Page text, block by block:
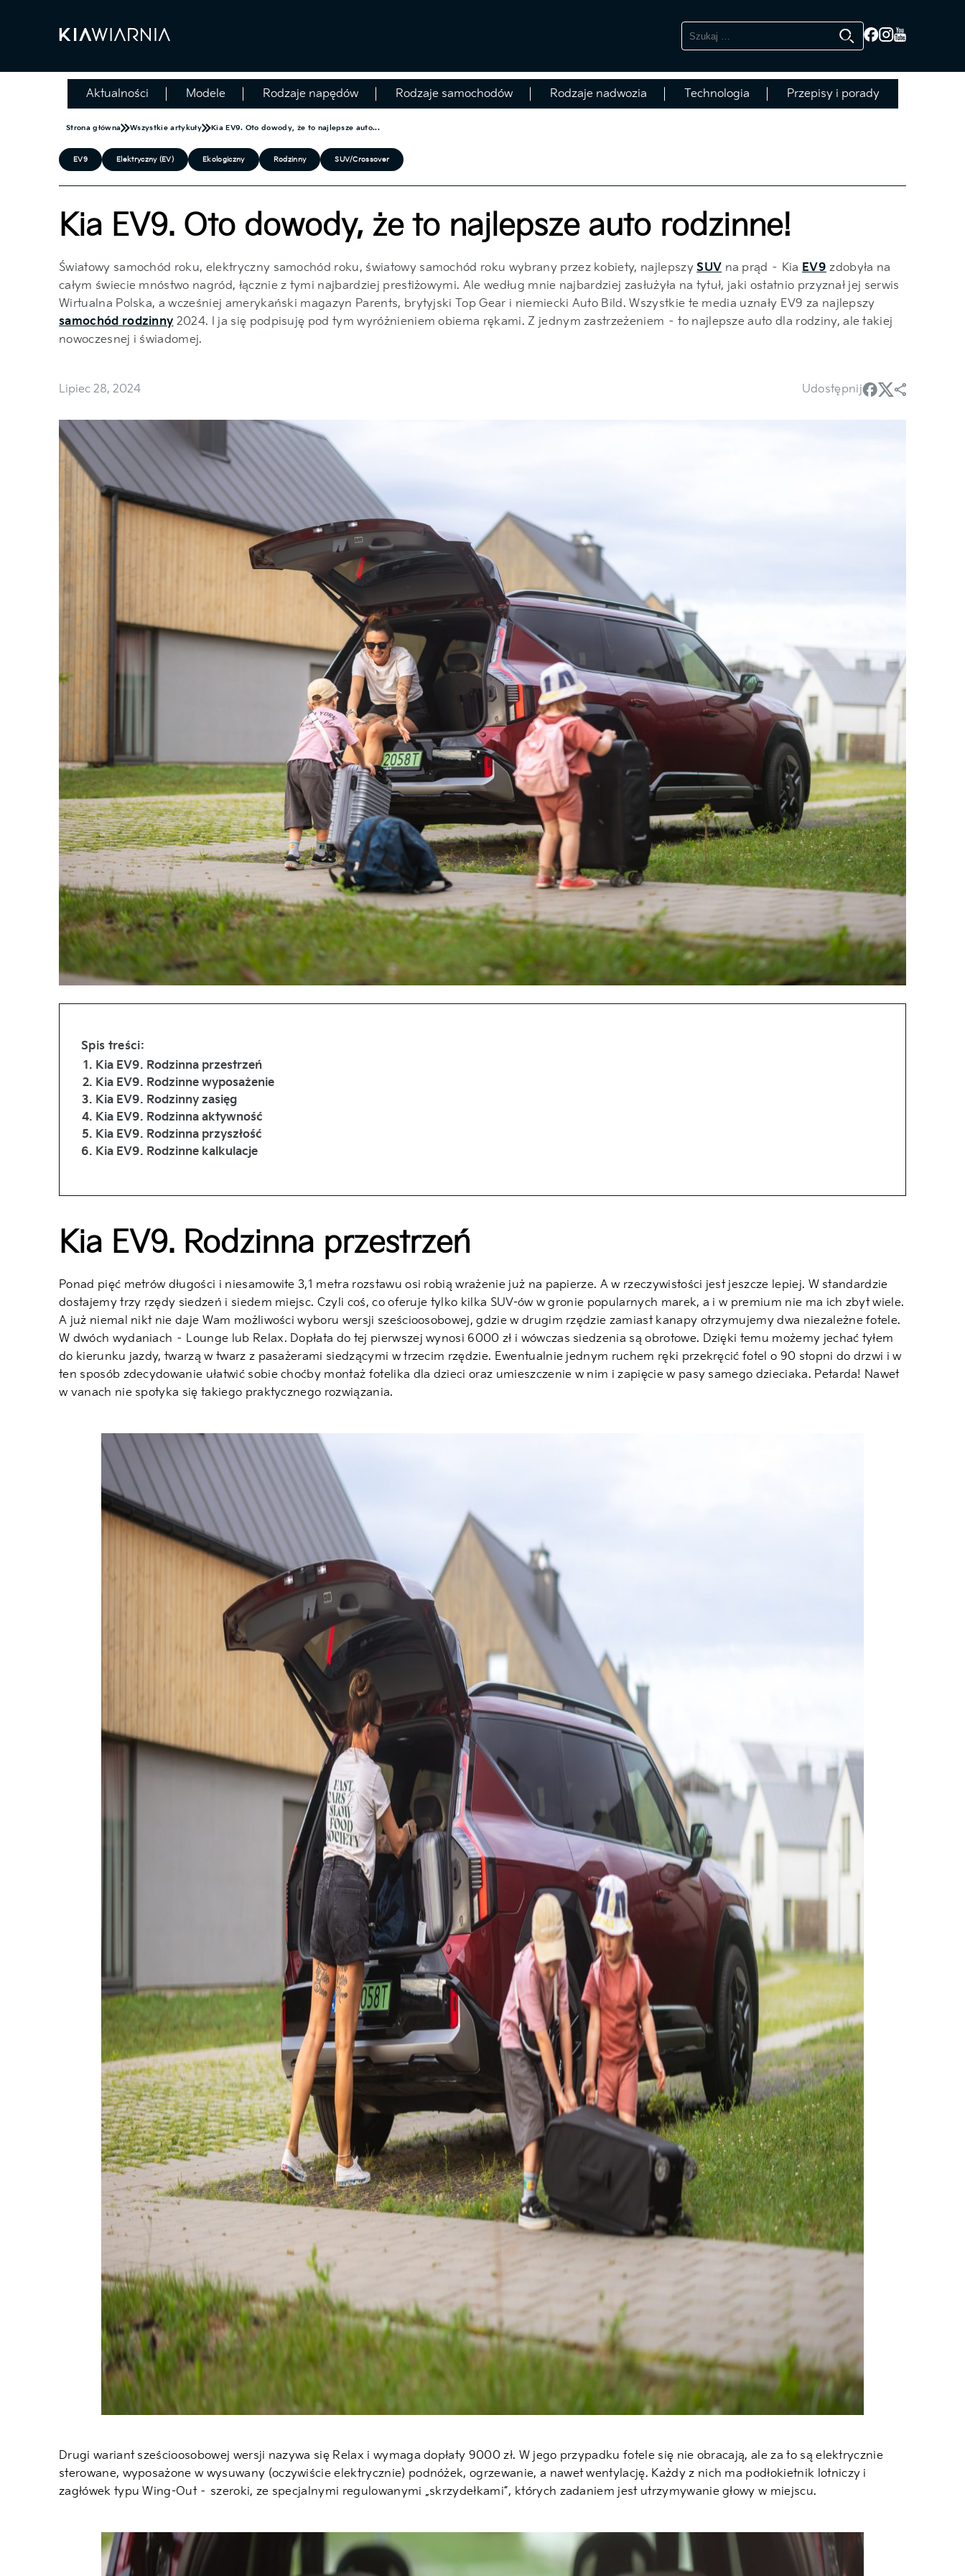
Szukaj:
Aktualności Modele Rodzaje napędów Rodzaje samochodów Rodzaje nadwozia Technologia Przepisy i porady
Strona główna Wszystkie artykuły Kia EV9. Oto dowody, że to najlepsze auto...
EV9 Elektryczny (EV) Ekologiczny Rodzinny SUV/Crossover
Kia EV9. Oto dowody, że to najlepsze auto rodzinne!
Światowy samochód roku, elektryczny samochód roku, światowy samochód roku wybrany przez kobiety, najlepszy SUV na prąd – Kia EV9 zdobyła na
całym świecie mnóstwo nagród, łącznie z tymi najbardziej prestiżowymi. Ale według mnie najbardziej zasłużyła na tytuł, jaki ostatnio przyznał jej serwis
Wirtualna Polska, a wcześniej amerykański magazyn Parents, brytyjski Top Gear i niemiecki Auto Bild. Wszystkie te media uznały EV9 za najlepszy
samochód rodzinny 2024. I ja się podpisuję pod tym wyróżnieniem obiema rękami. Z jednym zastrzeżeniem – to najlepsze auto dla rodziny, ale takiej
nowoczesnej i świadomej.
Lipiec 28, 2024 Udostępnij
Spis treści:
Kia EV9. Rodzinna przestrzeń
Kia EV9. Rodzinne wyposażenie
Kia EV9. Rodzinny zasięg
Kia EV9. Rodzinna aktywność
Kia EV9. Rodzinna przyszłość
Kia EV9. Rodzinne kalkulacje
Kia EV9. Rodzinna przestrzeń
Ponad pięć metrów długości i niesamowite 3,1 metra rozstawu osi robią wrażenie już na papierze. A w rzeczywistości jest jeszcze lepiej. W standardzie
dostajemy trzy rzędy siedzeń i siedem miejsc. Czyli coś, co oferuje tylko kilka SUV-ów w gronie popularnych marek, a i w premium nie ma ich zbyt wiele.
A już niemal nikt nie daje Wam możliwości wyboru wersji sześcioosobowej, gdzie w drugim rzędzie zamiast kanapy otrzymujemy dwa niezależne fotele.
W dwóch wydaniach – Lounge lub Relax. Dopłata do tej pierwszej wynosi 6000 zł i wówczas siedzenia są obrotowe. Dzięki temu możemy jechać tyłem
do kierunku jazdy, twarzą w twarz z pasażerami siedzącymi w trzecim rzędzie. Ewentualnie jednym ruchem ręki przekręcić fotel o 90 stopni do drzwi i w
ten sposób zdecydowanie ułatwić sobie choćby montaż fotelika dla dzieci oraz umieszczenie w nim i zapięcie w pasy samego dzieciaka. Petarda! Nawet
w vanach nie spotyka się takiego praktycznego rozwiązania.
Drugi wariant sześcioosobowej wersji nazywa się Relax i wymaga dopłaty 9000 zł. W jego przypadku fotele się nie obracają, ale za to są elektrycznie
sterowane, wyposażone w wysuwany (oczywiście elektrycznie) podnóżek, ogrzewanie, a nawet wentylację. Każdy z nich ma podłokietnik lotniczy i
zagłówek typu Wing-Out – szeroki, ze specjalnymi regulowanymi „skrzydełkami”, których zadaniem jest utrzymywanie głowy w miejscu.